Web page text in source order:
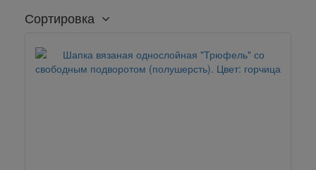
Сортировка